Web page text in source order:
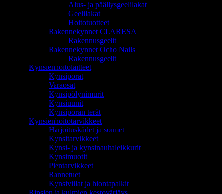
Alus- ja päällysgeelilakat
Geelilakat
Hoitotuotteet
Rakennekynnet CLARESA
Rakennusgeelit
Rakennekynnet Ocho Nails
Rakennusgeelit
Kynsienhoitolaitteet
Kynsiporat
Varaosat
Kynsipölynimurit
Kynsiuunit
Kynsiporan terät
Kynsienhoitotarvikkeet
Harjoituskädet ja sormet
Kynsitarvikkeet
Kynsi- ja kynsinauhaleikkurit
Kynsimuotit
Pientarvikkeet
Rannetuet
Kynsiviilat ja hiontapalkit
Ripsien ja kulmien kestovärjäys